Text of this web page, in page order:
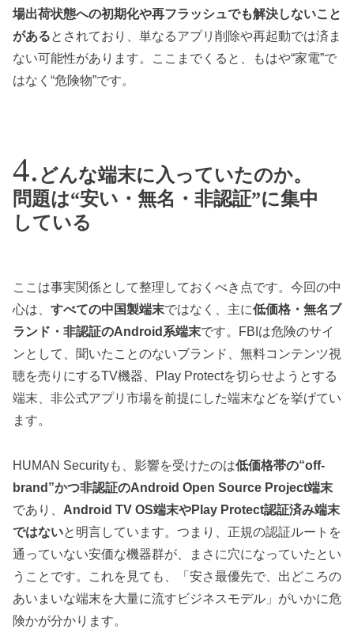
場出荷状態への初期化や再フラッシュでも解決しないこと
があるとされており、単なるアプリ削除や再起動では済ま
ない可能性があります。ここまでくると、もはや“家電”で
はなく“危険物”です。
どんな端末に入っていたのか。
問題は“安い・無名・非認証”に集中
している
ここは事実関係として整理しておくべき点です。今回の中
心は、 すべての中国製端末ではなく、主に低価格・無名ブ
ランド・非認証のAndroid系端末です。FBIは危険のサイ
ンとして、聞いたことのないブランド、無料コンテンツ視
聴を売りにするTV機器、Play Protectを切らせようとする
端末、非公式アプリ市場を前提にした端末などを挙げてい
ます。
HUMAN Securityも、影響を受けたのは低価格帯の“off-
brand”かつ非認証のAndroid Open Source Project端末
であり、 Android TV OS端末やPlay Protect認証済み端末
ではないと明言しています。つまり、正規の認証ルートを
通っていない安価な機器群が、まさに穴になっていたとい
うことです。これを見ても、「安さ最優先で、出どころの
あいまいな端末を大量に流すビジネスモデル」がいかに危
険かが分かります。